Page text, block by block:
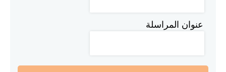
عنوان المراسلة